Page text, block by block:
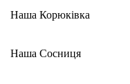
Наша Корюківка
Наша Сосниця